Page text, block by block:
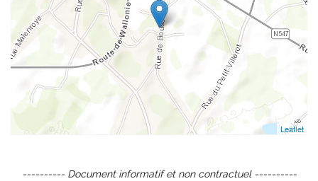
Leaflet
---------- Document informatif et non contractuel ----------